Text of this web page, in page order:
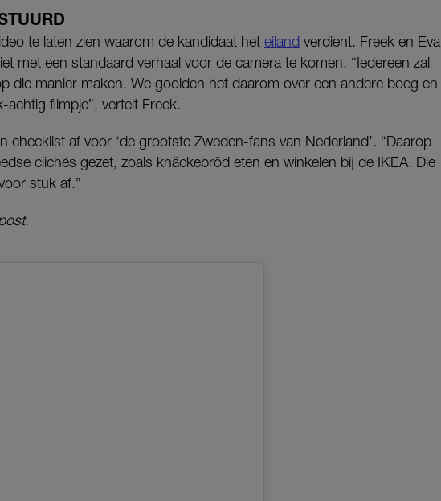
te laten zien waarom de kandidaat het eiland verdient. Freek en Eva
met een standaard verhaal voor de camera te komen. “Iedereen zal
die manier maken. We gooiden het daarom over een andere boeg en
filmpje”, vertelt Freek.
checklist af voor ‘de grootste Zweden-fans van Nederland’. “Daarop
clichés gezet, zoals knäckebröd eten en winkelen bij de IKEA. Die
stuk af.”